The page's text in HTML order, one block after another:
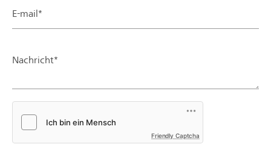
E-mail*
Nachricht*
Friendly Captcha